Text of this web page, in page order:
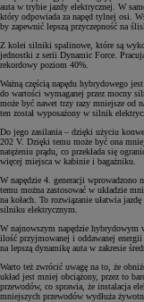
auta w trybie jazdy elektrycznej. W
który odpowiada za napęd tylnej osi.
by zapewnić lepszą przyczepność na
Z kolei silniki spalinowe, które są
jednostki z serii Dynamic Force.
rekordowy poziom 40%.
Ważną częścią napędu hybrydowego
do wartości wymaganej przez mocny
może być nawet trzy razy mniejsze od
ten został wyposażony w silnik
Do jego zasilania – dzięki użyciu
202 V. Dzięki temu może być ona
natężeniu prądu, co przekłada się
więcej miejsca w kabinie i bagażniku.
W napędzie 4. generacji wprowadzono
temu można zastosować w układzie
na kołach. To rozwiązanie ułatwia
silniku elektrycznym.
W najnowszym napędzie hybrydowym
ilość przyjmowanej i oddawanej energii
na lepszą dynamikę auta w zakresie
Warto też zwrócić uwagę na to, że
układ jest mniej obciążony, przez to
przewodów, co sprawia, że instalacja
mniejszych przewodów wydłuża